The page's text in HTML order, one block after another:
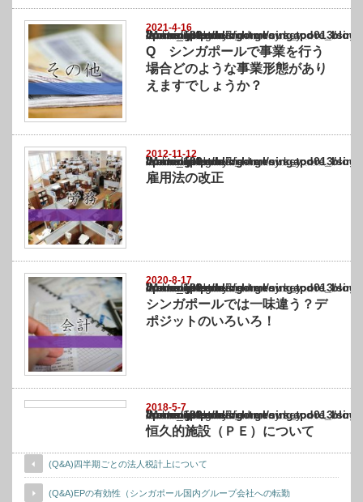
2021-4-16
Warning
: Undefined array key "show_category" in
/home/netst/kuno-cpa.co.jp/public_html/singapore_blog/wp-content/themes/
on line183
Q シンガポールで事業を行う
場合どのような事業形態があり
えますでしょうか？
2012-11-12
Warning
: Undefined array key "show_category" in
/home/netst/kuno-cpa.co.jp/public_html/singapore_blog/wp-content/themes/
on line183
雇用法の改正
2020-8-17
Warning
: Undefined array key "show_category" in
/home/netst/kuno-cpa.co.jp/public_html/singapore_blog/wp-content/themes/
on line183
シンガポールでは一味違う？デ
ポジットのいろいろ！
2018-5-7
Warning
: Undefined array key "show_category" in
/home/netst/kuno-cpa.co.jp/public_html/singapore_blog/wp-content/themes/
on line183
恒久的施設（ＰＥ）について
(Q&A)四半期ごとの法人税計上について
(Q&A)EPの有効性（シンガポール国内グループ会社への転勤